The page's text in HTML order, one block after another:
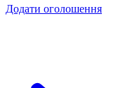
Додати оголошення